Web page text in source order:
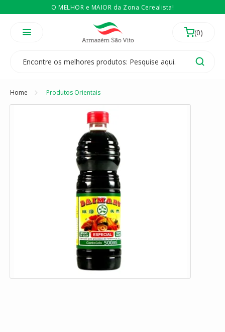
O MELHOR e MAIOR da Zona Cerealista!
Temos 3 lojas físicas na Zona Cerealista de São Paulo!
É revendedor? EntãoCompre no atacado
Home Produtos Orientais